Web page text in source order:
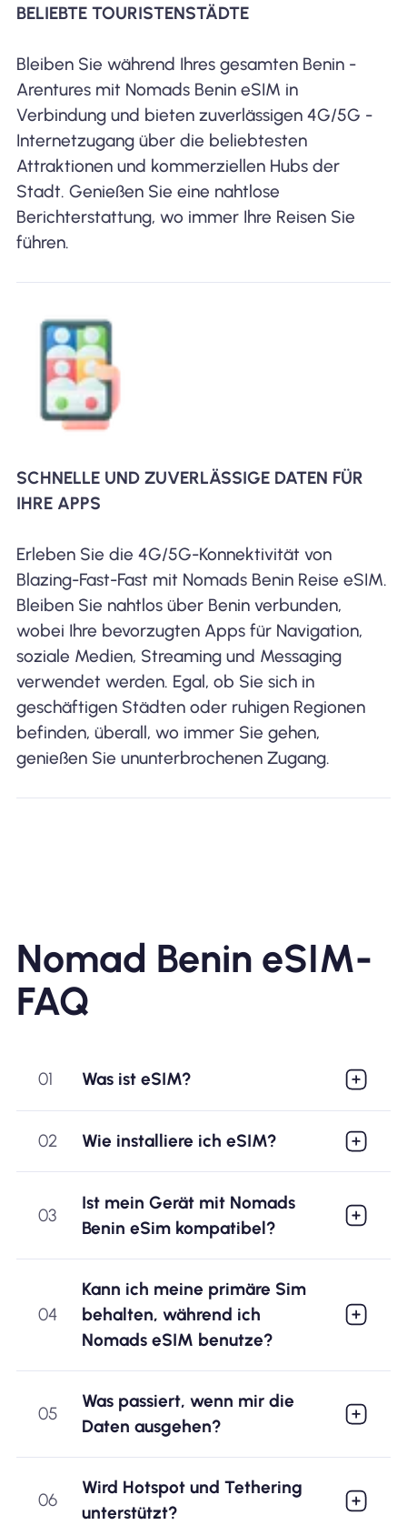
BELIEBTE TOURISTENSTÄDTE
Bleiben Sie während Ihres gesamten Benin -
Arentures mit Nomads Benin eSIM in
Verbindung und bieten zuverlässigen 4G/5G -
Internetzugang über die beliebtesten
Attraktionen und kommerziellen Hubs der
Stadt. Genießen Sie eine nahtlose
Berichterstattung, wo immer Ihre Reisen Sie
führen.
SCHNELLE UND ZUVERLÄSSIGE DATEN FÜR
IHRE APPS
Erleben Sie die 4G/5G-Konnektivität von
Blazing-Fast-Fast mit Nomads Benin Reise eSIM.
Bleiben Sie nahtlos über Benin verbunden,
wobei Ihre bevorzugten Apps für Navigation,
soziale Medien, Streaming und Messaging
verwendet werden. Egal, ob Sie sich in
geschäftigen Städten oder ruhigen Regionen
befinden, überall, wo immer Sie gehen,
genießen Sie ununterbrochenen Zugang.
Nomad Benin eSIM-
FAQ
01 Was ist eSIM?
02 Wie installiere ich eSIM?
03
Ist mein Gerät mit Nomads
Benin eSim kompatibel?
04
Kann ich meine primäre Sim
behalten, während ich
Nomads eSIM benutze?
05
Was passiert, wenn mir die
Daten ausgehen?
06
Wird Hotspot und Tethering
unterstützt?